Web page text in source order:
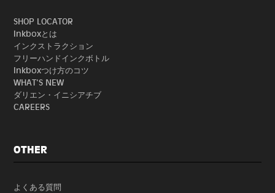
SHOP LOCATOR
Inkboxとは
インクストラクション
フリーハンドインクボトル
Inkboxつけ方のコツ
WHAT'S NEW
ダリエン・イニシアチブ
CAREERS
OTHER
よくある質問